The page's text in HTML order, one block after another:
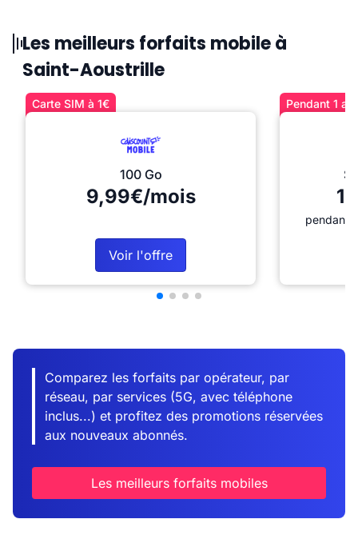
Les meilleurs forfaits mobile à
Saint-Aoustrille
Carte SIM à 1€
100 Go
9,99€/mois
Voir l'offre
Pendant 1
pendant
Comparez les forfaits par opérateur, par
réseau, par services (5G, avec téléphone
inclus...) et profitez des promotions réservées
aux nouveaux abonnés.
Les meilleurs forfaits mobiles